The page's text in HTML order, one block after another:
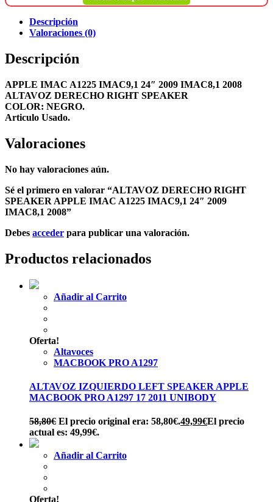
Descripción
Valoraciones (0)
Descripción
APPLE IMAC A1225 IMAC9,1 24″ 2009 IMAC8,1 2008
ALTAVOZ DERECHO RIGHT SPEAKER
COLOR: NEGRO.
Articulo Usado.
Valoraciones
No hay valoraciones aún.
Sé el primero en valorar “ALTAVOZ DERECHO RIGHT
SPEAKER APPLE IMAC A1225 IMAC9,1 24″ 2009
IMAC8,1 2008”
Debes acceder para publicar una valoración.
Productos relacionados
Añadir al Carrito
Oferta!
Altavoces
MACBOOK PRO A1297
ALTAVOZ IZQUIERDO LEFT SPEAKER APPLE
MACBOOK PRO A1297 17 2011 UNIBODY
58,80€ El precio original era: 58,80€.49,99€El precio
actual es: 49,99€.
Añadir al Carrito
Oferta!